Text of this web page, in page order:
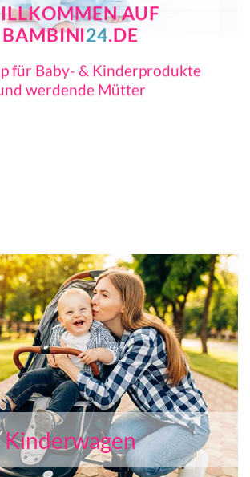
AUF
BAMBINI24.DE
für Baby- & Kinderprodukte
werdende Mütter
Kinderwagen